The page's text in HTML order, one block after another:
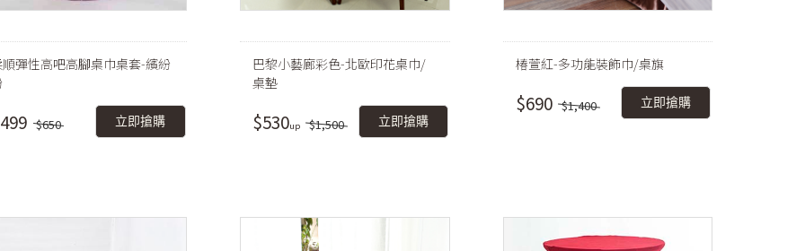
彈性高吧高腳桌巾桌套-繽紛
$650 立即搶購
巴黎小藝廊彩色-北歐印花桌巾/
桌墊
$530 $1,500 立即搶購
椿萱紅-多功能裝飾巾/桌旗
$690 $1,400 立即搶購